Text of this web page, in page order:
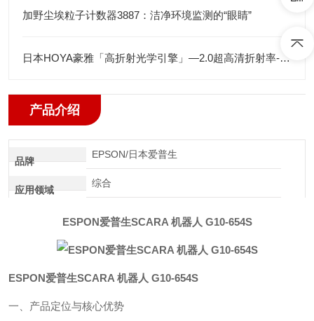
加野尘埃粒子计数器3887：洁净环境监测的“眼睛”
日本HOYA豪雅「高折射光学引擎」—2.0超高清折射率-总代理藤田光学
产品介绍
品牌
EPSON/日本爱普生
应用领域
综合
ESPON爱普生SCARA 机器人 G10-654S
ESPON爱普生SCARA 机器人 G10-654S
一、产品定位与核心优势‌